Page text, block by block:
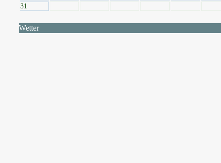
31
Wetter